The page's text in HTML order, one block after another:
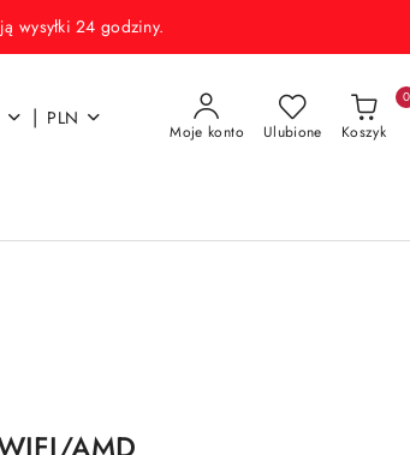
wysyłki 24 godziny.
| PLN
Moje konto Ulubione Koszyk
0